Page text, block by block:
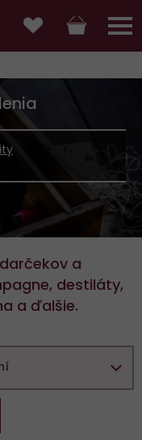
a
a
destiláty,
a ďalšie.